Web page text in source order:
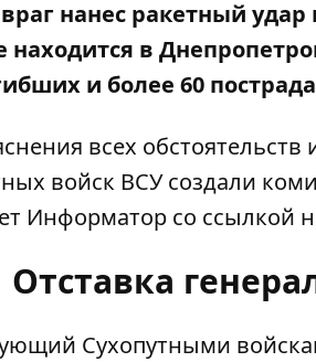
нанес ракетный удар
находится в
и более 60
всех
войск ВСУ создали
Информатор со ссылкой
Отставка
Сухопутными